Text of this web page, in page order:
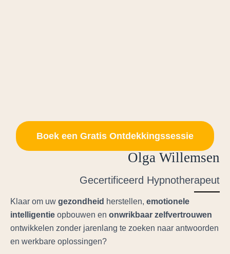
Boek een Gratis Ontdekkingssessie
Olga Willemsen
Gecertificeerd Hypnotherapeut
Klaar om uw gezondheid herstellen, emotionele
intelligentie opbouwen en onwrikbaar zelfvertrouwen
ontwikkelen zonder jarenlang te zoeken naar antwoorden
en werkbare oplossingen?